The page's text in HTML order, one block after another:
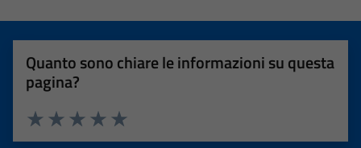
Quanto sono chiare le informazioni su questa
pagina?
Valuta 5 stelle su 5
Valuta 4 stelle su 5
Valuta 3 stelle su 5
Valuta 2 stelle su 5
Valuta 1 stelle su 5